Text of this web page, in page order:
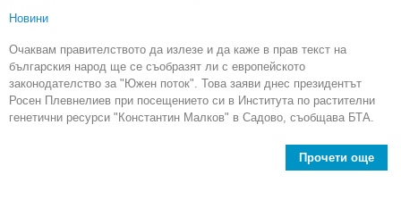
Новини
Очаквам правителството да излезе и да каже в прав текст на
българския народ ще се съобразят ли с европейското
законодателство за "Южен поток". Това заяви днес президентът
Росен Плевнелиев при посещението си в Института по растителни
генетични ресурси "Константин Малков" в Садово, съобщава БТА.
Прочети още